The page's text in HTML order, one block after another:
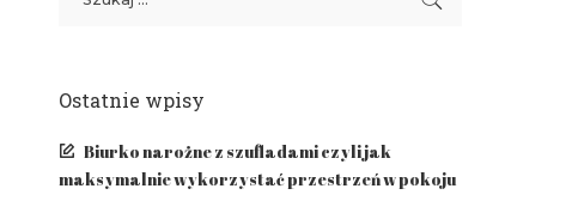
Ostatnie wpisy
Biurko narożne z szufladami czyli jak
maksymalnie wykorzystać przestrzeń w pokoju